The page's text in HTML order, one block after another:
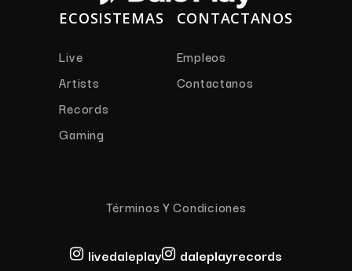
ECOSISTEMAS
Live
Artists
Records
Gaming
CONTACTANOS
Empleos
Contactanos
Términos Y Condiciones
livedaleplay daleplayrecords